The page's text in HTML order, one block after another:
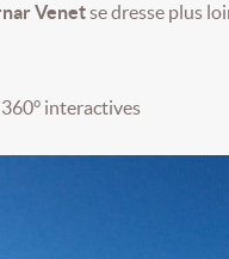
Venetse dresse plus
interactives